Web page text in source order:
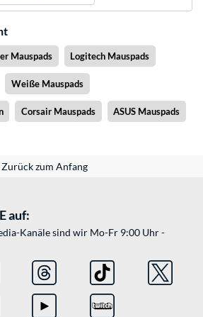
Mauspads Logitech Mauspads
Weiße Mauspads
Corsair Mauspads ASUS Mauspads
Zurück zum Anfang
auf:
Kanäle sind wir Mo-Fr 9:00 Uhr -